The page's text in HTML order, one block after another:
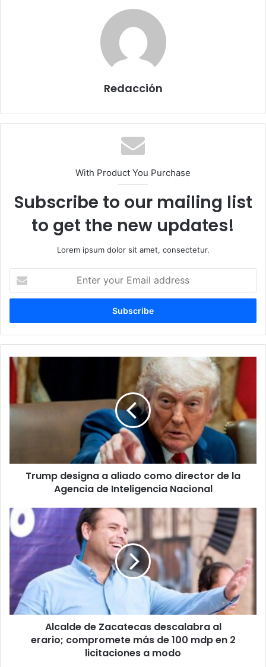
Redacción
With Product You Purchase
Subscribe to our mailing list
to get the new updates!
Lorem ipsum dolor sit amet, consectetur.
t
r
y
u
a
s
T
i
a
a
o
c
o
Trump designa a aliado como director de la
Agencia de Inteligencia Nacional
A
l
c
e
e
Alcalde de Zacatecas descalabra al
erario; compromete más de 100 mdp en 2
licitaciones a modo